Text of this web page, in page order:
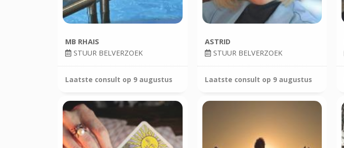
MB RHAIS
STUUR BELVERZOEK
Laatste consult op 9 augustus
ASTRID
STUUR BELVERZOEK
Laatste consult op 9 augustus